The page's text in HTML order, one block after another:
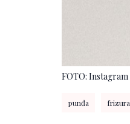
FOTO: Instagram
punđa frizura